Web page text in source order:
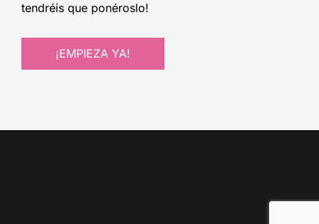
tendréis que ponéroslo!
¡EMPIEZA YA!